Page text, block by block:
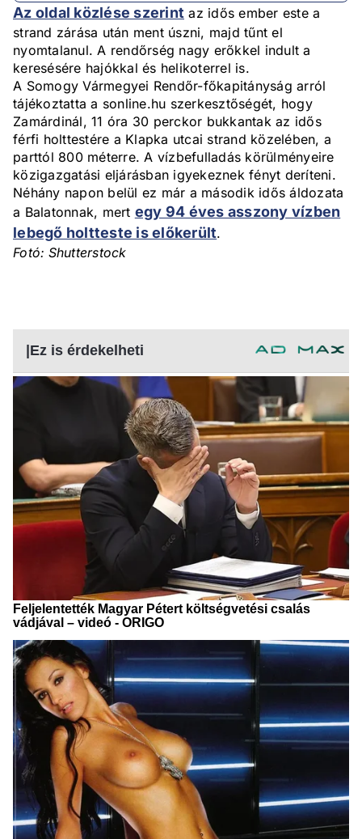
Az oldal közlése szerint az idős ember este a
strand zárása után ment úszni, majd tűnt el
nyomtalanul. A rendőrség nagy erőkkel indult a
keresésére hajókkal és helikoterrel is.
A Somogy Vármegyei Rendőr-főkapitányság arról
tájékoztatta a sonline.hu szerkesztőségét, hogy
Zamárdinál, 11 óra 30 perckor bukkantak az idős
férfi holttestére a Klapka utcai strand közelében, a
parttól 800 méterre. A vízbefulladás körülményeire
közigazgatási eljárásban igyekeznek fényt deríteni.
Néhány napon belül ez már a második idős áldozata
a Balatonnak, mert egy 94 éves asszony vízben
lebegő holtteste is előkerült.
Fotó: Shutterstock